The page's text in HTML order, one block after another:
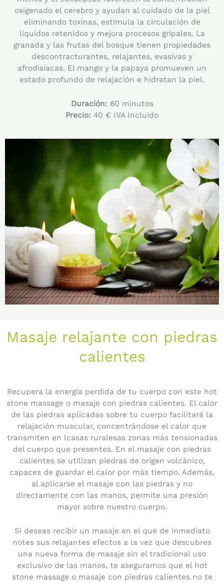
oxigenado el cerebro y ayudan al cuidado de la piel
eliminando toxinas, estimula la circulación de
líquidos retenidos y mejora procesos gripales. La
granada y las frutas del bosque tienen propiedades
descontracturantes, relajantes, evasivas y
afrodisíacas. El mango y la papaya promueven un
estado profundo de relajación e hidratan la piel.
Duración: 60 minutos
Precio: 40 € IVA Incluido
Masaje relajante con piedras
calientes
Recupera la energía perdida de tu cuerpo con este hot
stone massage o masaje con piedras calientes. El calor
de las piedras aplicadas sobre tu cuerpo facilitará la
relajación muscular, concentrándose el calor que
transmiten en lcasas ruralesas zonas más tensionadas
del cuerpo que presentes. En el masaje con piedras
calientes se utilizan piedras de origen volcánico,
capaces de guardar el calor por más tiempo. Además,
al aplicarse el masaje con las piedras y no
directamente con las manos, permite una presión
mayor sobre nuestro cuerpo.
Si deseas recibir un masaje en el que de inmediato
notes sus relajantes efectos a la vez que descubres
una nueva forma de masaje sin el tradicional uso
exclusivo de las manos, te aseguramos que el hot
stone massage o masaje con piedras calientes no te